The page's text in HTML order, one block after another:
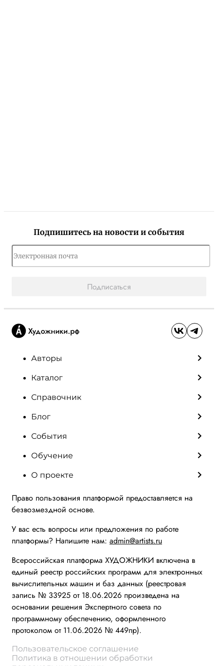
Подпишитесь на новости и события
Подписаться
Авторы
Каталог
Справочник
Блог
События
Обучение
О проекте
Право пользования платформой предоставляется на
безвозмездной основе.
У вас есть вопросы или предложения по работе
платформы? Напишите нам: admin@artists.ru
Всероссийская платформа ХУДОЖНИКИ включена в
единый реестр российских программ для электронных
вычислительных машин и баз данных (реестровая
запись № 33925 от 18.06.2026 произведена на
основании решения Экспертного совета по
программному обеспечению, оформленного
протоколом от 11.06.2026 № 449пр).
Пользовательское соглашение
Политика в отношении обработки